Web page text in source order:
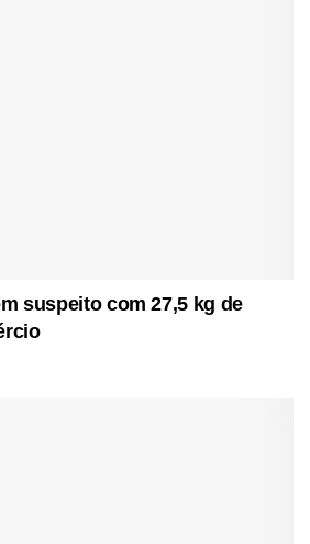
suspeito com 27,5 kg de